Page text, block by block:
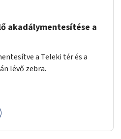
akadálymentesítése a
a Teleki tér és a
lévő zebra.